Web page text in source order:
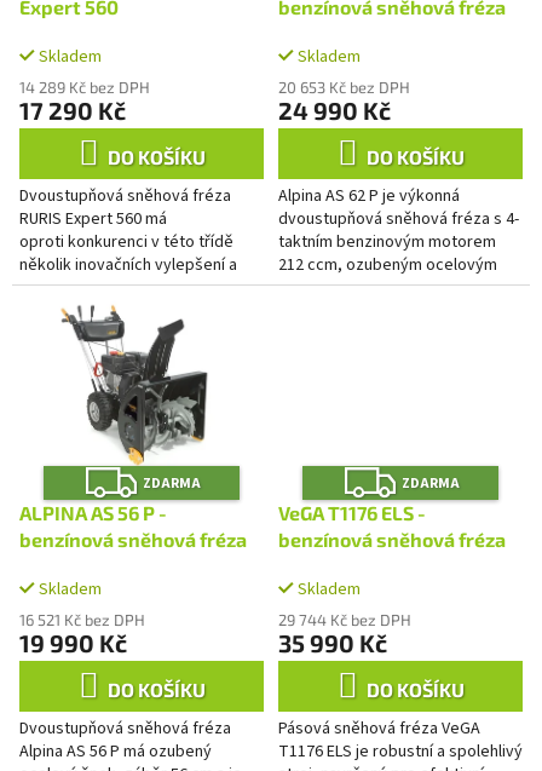
t
ů
Expert 560
Skladem
14 289 Kč bez DPH
17 290 Kč
DO KOŠÍKU
Dvoustupňová sněhová fréza
RURIS Expert 560 má
oproti konkurenci v této třídě
několik inovačních vylepšení a
uživatelských výhod.
M
benzínová sněhová fréza
Skladem
20 653 Kč bez DPH
24 990 Kč
DO KOŠÍKU
Alpina AS 62 P je výkonná
dvoustupňová sněhová fréza s 4-
taktním benzinovým motorem
212 ccm, ozubeným ocelovým
šnekem, který si poradí s
Z
D
A
R
M
ZDARMA
ALPINA AS 56 P -
benzínová sněhová fréza
Skladem
16 521 Kč bez DPH
19 990 Kč
DO KOŠÍKU
Dvoustupňová sněhová fréza
Alpina AS 56 P má ozubený
Z
D
A
R
M
ZDARMA
VeGA T1176 ELS -
benzínová sněhová fréza
Skladem
29 744 Kč bez DPH
35 990 Kč
DO KOŠÍKU
Pásová sněhová fréza VeGA
T1176 ELS je robustní a spolehlivý